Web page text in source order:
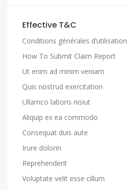
Effective T&C
Conditions générales d’utilisation
How To Submit Claim Report
Ut enim ad minim veniam
Quis nostrud exercitation
Ullamco laboris nisiut
Aliquip ex ea commodo
Consequat duis aute
Irure dolorin
Reprehenderit
Voluptate velit esse cillum